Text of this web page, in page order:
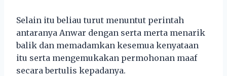
Selain itu beliau turut menuntut perintah
antaranya Anwar dengan serta merta menarik
balik dan memadamkan kesemua kenyataan
itu serta mengemukakan permohonan maaf
secara bertulis kepadanya.